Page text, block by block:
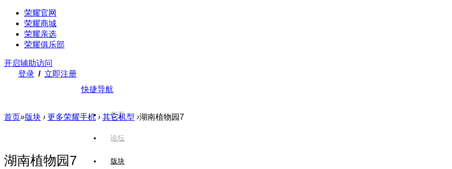
荣耀官网
荣耀商城
荣耀亲选
荣耀俱乐部
开启辅助访问
登录 / 立即注册
快捷导航
首页
论坛
版块
首页»版块 › 更多荣耀手机 › 其它机型 ›湖南植物园7
湖南植物园7